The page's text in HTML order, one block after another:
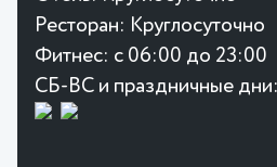
Ресторан: Круглосуточно
Фитнес: с 06:00 до 23:00
СБ-ВС и праздничные